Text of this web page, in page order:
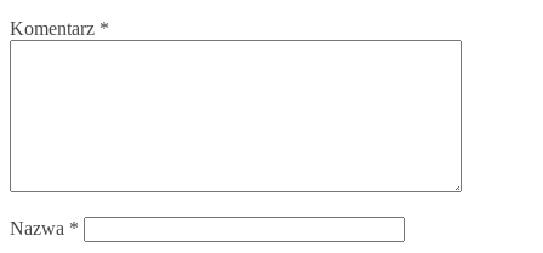
Komentarz *
Nazwa *